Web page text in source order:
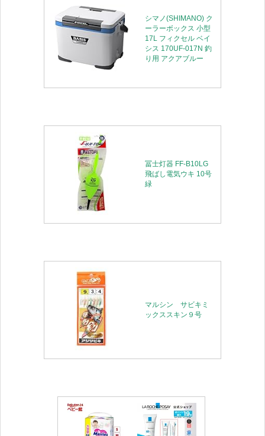
シマノ(SHIMANO) ク
ーラーボックス 小型
17L フィクセル ベイ
シス 170UF-017N 釣
り用 アクアブルー
冨士灯器 FF-B10LG
飛ばし電気ウキ 10号
緑
マルシン サビキミ
ックススキン９号